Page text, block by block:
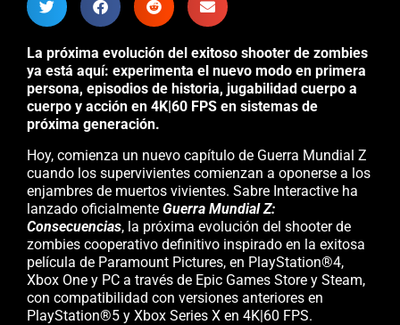
La próxima evolución del exitoso shooter de zombies
ya está aquí: experimenta el nuevo modo en primera
persona, episodios de historia, jugabilidad cuerpo a
cuerpo y acción en 4K|60 FPS en sistemas de
próxima generación.
Hoy, comienza un nuevo capítulo de Guerra Mundial Z
cuando los supervivientes comienzan a oponerse a los
enjambres de muertos vivientes. Sabre Interactive ha
lanzado oficialmente Guerra Mundial Z:
Consecuencias, la próxima evolución del shooter de
zombies cooperativo definitivo inspirado en la exitosa
película de Paramount Pictures, en PlayStation®4,
Xbox One y PC a través de Epic Games Store y Steam,
con compatibilidad con versiones anteriores en
PlayStation®5 y Xbox Series X en 4K|60 FPS.